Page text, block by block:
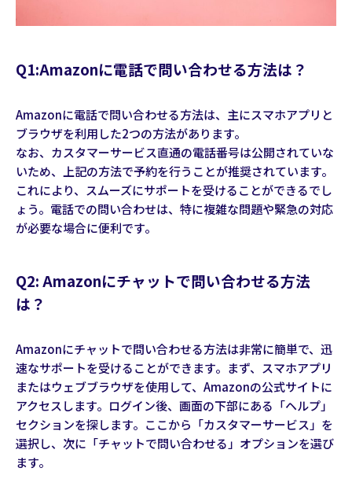
Q1:Amazonに電話で問い合わせる方法は？
Amazonに電話で問い合わせる方法は、主にスマホアプリと
ブラウザを利用した2つの方法があります。
なお、カスタマーサービス直通の電話番号は公開されていな
いため、上記の方法で予約を行うことが推奨されています。
これにより、スムーズにサポートを受けることができるでし
ょう。電話での問い合わせは、特に複雑な問題や緊急の対応
が必要な場合に便利です。
Q2: Amazonにチャットで問い合わせる方法
は？
Amazonにチャットで問い合わせる方法は非常に簡単で、迅
速なサポートを受けることができます。まず、スマホアプリ
またはウェブブラウザを使用して、Amazonの公式サイトに
アクセスします。ログイン後、画面の下部にある「ヘルプ」
セクションを探します。ここから「カスタマーサービス」を
選択し、次に「チャットで問い合わせる」オプションを選び
ます。